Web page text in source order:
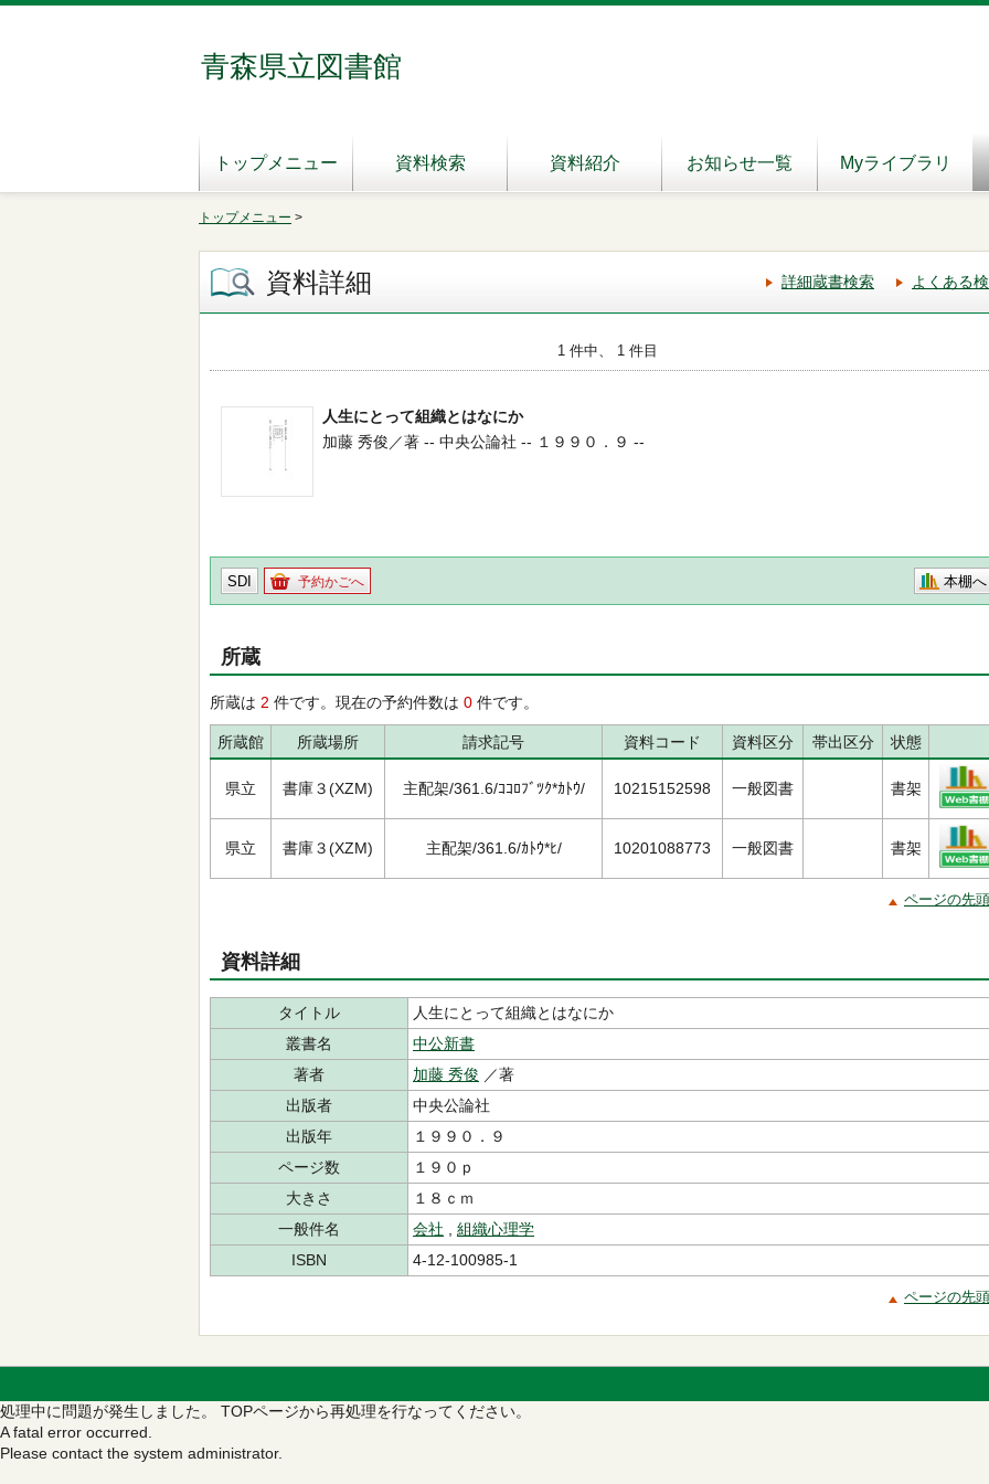
青森県立図書館
トップメニュー 資料検索 資料紹介 お知らせ一覧 Myライブラリ
トップメニュー >
資料詳細 詳細蔵書検索 よくある
1 件中、 1 件目
人生にとって組織とはなにか
加藤 秀俊／著 -- 中央公論社 -- １９９０．９ --
SDI 予約かごへ 本棚へ
所蔵
所蔵は 2 件です。現在の予約件数は 0 件です。
所蔵館 所蔵場所 請求記号 資料コード 資料区分 帯出区分 状態
県立 書庫３(XZM) 主配架/361.6/ｺｺﾛﾌﾞﾂｸ*ｶﾄｳ/ 10215152598 一般図書 書架
県立 書庫３(XZM) 主配架/361.6/ｶﾄｳ*ﾋ/ 10201088773 一般図書 書架
ページの先
資料詳細
タイトル
人生にとって組織とはなにか
叢書名
中公新書
著者
加藤 秀俊 ／著
出版者
中央公論社
出版年
１９９０．９
ページ数
１９０ｐ
大きさ
１８ｃｍ
一般件名
会社
組織心理学
ISBN
4-12-100985-1
ページの先
処理中に問題が発生しました。 TOPページから再処理を行なってください。
A fatal error occurred.
Please contact the system administrator.